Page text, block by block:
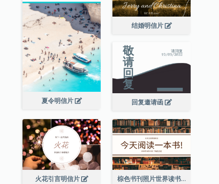
结婚明信片
夏令明信片 回复邀请函
火花引言明信片 棕色书刊照片世界读书日明信片